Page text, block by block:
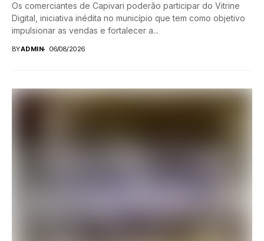
Os comerciantes de Capivari poderão participar do Vitrine
Digital, iniciativa inédita no município que tem como objetivo
impulsionar as vendas e fortalecer a...
BYADMIN 06/08/2026